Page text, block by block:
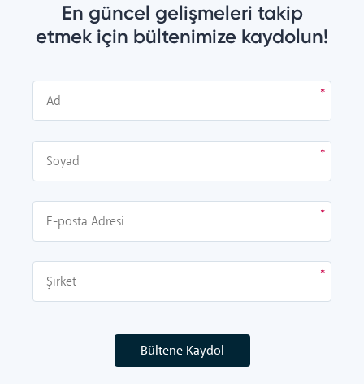
En güncel gelişmeleri takip
etmek için bültenimize kaydolun!
Bültene Kaydol